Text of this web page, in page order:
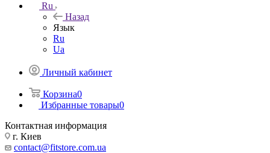
Ru
Назад
Язык
Ru
Ua
Личный кабинет
Корзина0
Избранные товары0
Контактная информация
г. Киев
contact@fitstore.com.ua